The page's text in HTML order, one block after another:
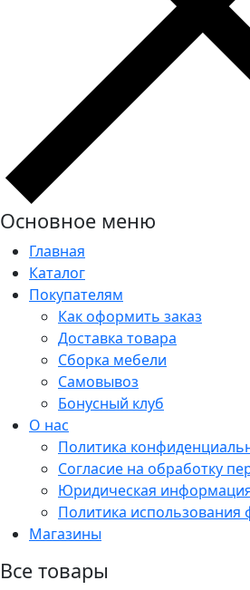
Основное меню
Главная
Каталог
Покупателям
Как оформить заказ
Доставка товара
Сборка мебели
Самовывоз
Бонусный клуб
О нас
Политика
Согласие на обработку
Юридическая
Политика использования
Магазины
Все товары